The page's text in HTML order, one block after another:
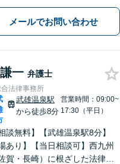
メールでお問い合わせ
一 弁護士
法律事務所
武雄温泉駅
から徒歩8分
営業時間：09:00~
17:30（平日）
談無料】【武雄温泉駅8分】
あり】【当日相談可】西九州
賀・長崎）に根ざした法律事